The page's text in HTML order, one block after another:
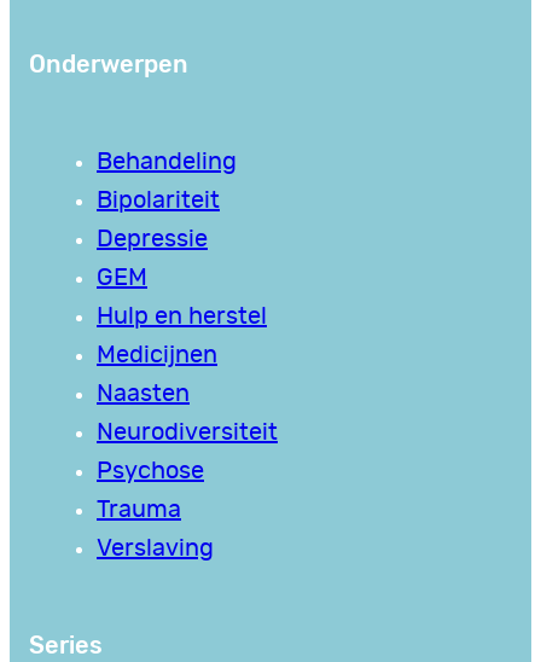
Onderwerpen
Behandeling
Bipolariteit
Depressie
GEM
Hulp en herstel
Medicijnen
Naasten
Neurodiversiteit
Psychose
Trauma
Verslaving
Series